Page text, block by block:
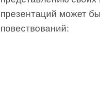
презентаций может
повествований: